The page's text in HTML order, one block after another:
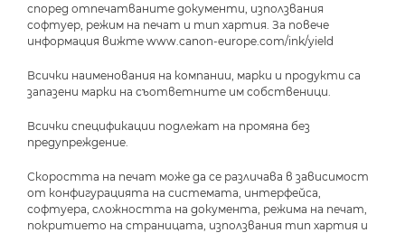
според отпечатваните документи, използвания
софтуер, режим на печат и тип хартия. За повече
информация вижте www.canon-europe.com/ink/yield
Всички наименования на компании, марки и продукти са
запазени марки на съответните им собственици.
Всички спецификации подлежат на промяна без
предупреждение.
Скоростта на печат може да се различава в зависимост
от конфигурацията на системата, интерфейса,
софтуера, сложността на документа, режима на печат,
покритието на страницата, използвания тип хартия и